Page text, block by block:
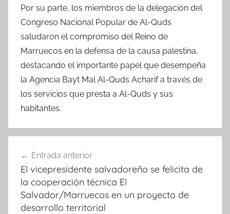
Por su parte, los miembros de la delegación del
Congreso Nacional Popular de Al-Quds
saludaron el compromiso del Reino de
Marruecos en la defensa de la causa palestina,
destacando el importante papel que desempeña
la Agencia Bayt Mal Al-Quds Acharif a través de
los servicios que presta a Al-Quds y sus
habitantes.
de
entradas
Entrada anterior
El vicepresidente salvadoreño se felicita de
la cooperación técnica El
Salvador/Marruecos en un proyecto de
desarrollo territorial